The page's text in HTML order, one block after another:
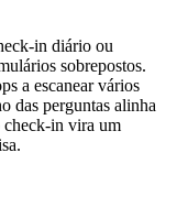
in diário ou
sobrepostos.
a escanear vários
das perguntas alinha
check-in vira um